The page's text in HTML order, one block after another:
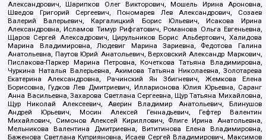
Александрович, Шарипков Олег Викторович, Мошель Ирина Ароновна,
Шведов Григорий Сергеевич, Пономарев Лев Александрович, Созаев
Валерий Валерьевич, Каргалицкий Борис Юльевич, Исакова Ирина
Александровна, Исламов Тимур Рифгатович, Романова Ольга Евгеньевна,
Щаров Сергей Алексадрович, Цирульников Борис Альбертович, Халидова
Марина Владимировна, Людевиг Марина Зариевна, Федотова Галина
Анатольевна, Паутов Юрий Анатольевич, Верховский Александр Маркович,
Пислакова-Паркер Марина Петровна, Кочеткова Татьяна Владимировна,
Чуркина Наталья Валерьевна, Акимова Татьяна Николаевна, Золотарева
Екатерина Александровна, Рачинский Ян Збигневич, Жемкова Елена
Борисовна, Гудков Лев Дмитриевич, Илларионова Юлия Юрьевна, Саранг
Анна Васильевна, Захарова Светлана Сергеевна, Щур Татьяна Михайловна,
Щур Николай Алексеевич, Аверин Владимир Анатольевич, Блинушов
Андрей Юрьевич, Мосин Алексей Геннадьевич, Гефтер Валентин
Михайлович, Симонов Алексей Кириллович, Флиге Ирина Анатольевна,
Мельникова Валентина Дмитриевна, Вититинова Елена Владимировна,
Баженова Светлана Куприяновна, Исаев Сергей Владимирович, Максимов